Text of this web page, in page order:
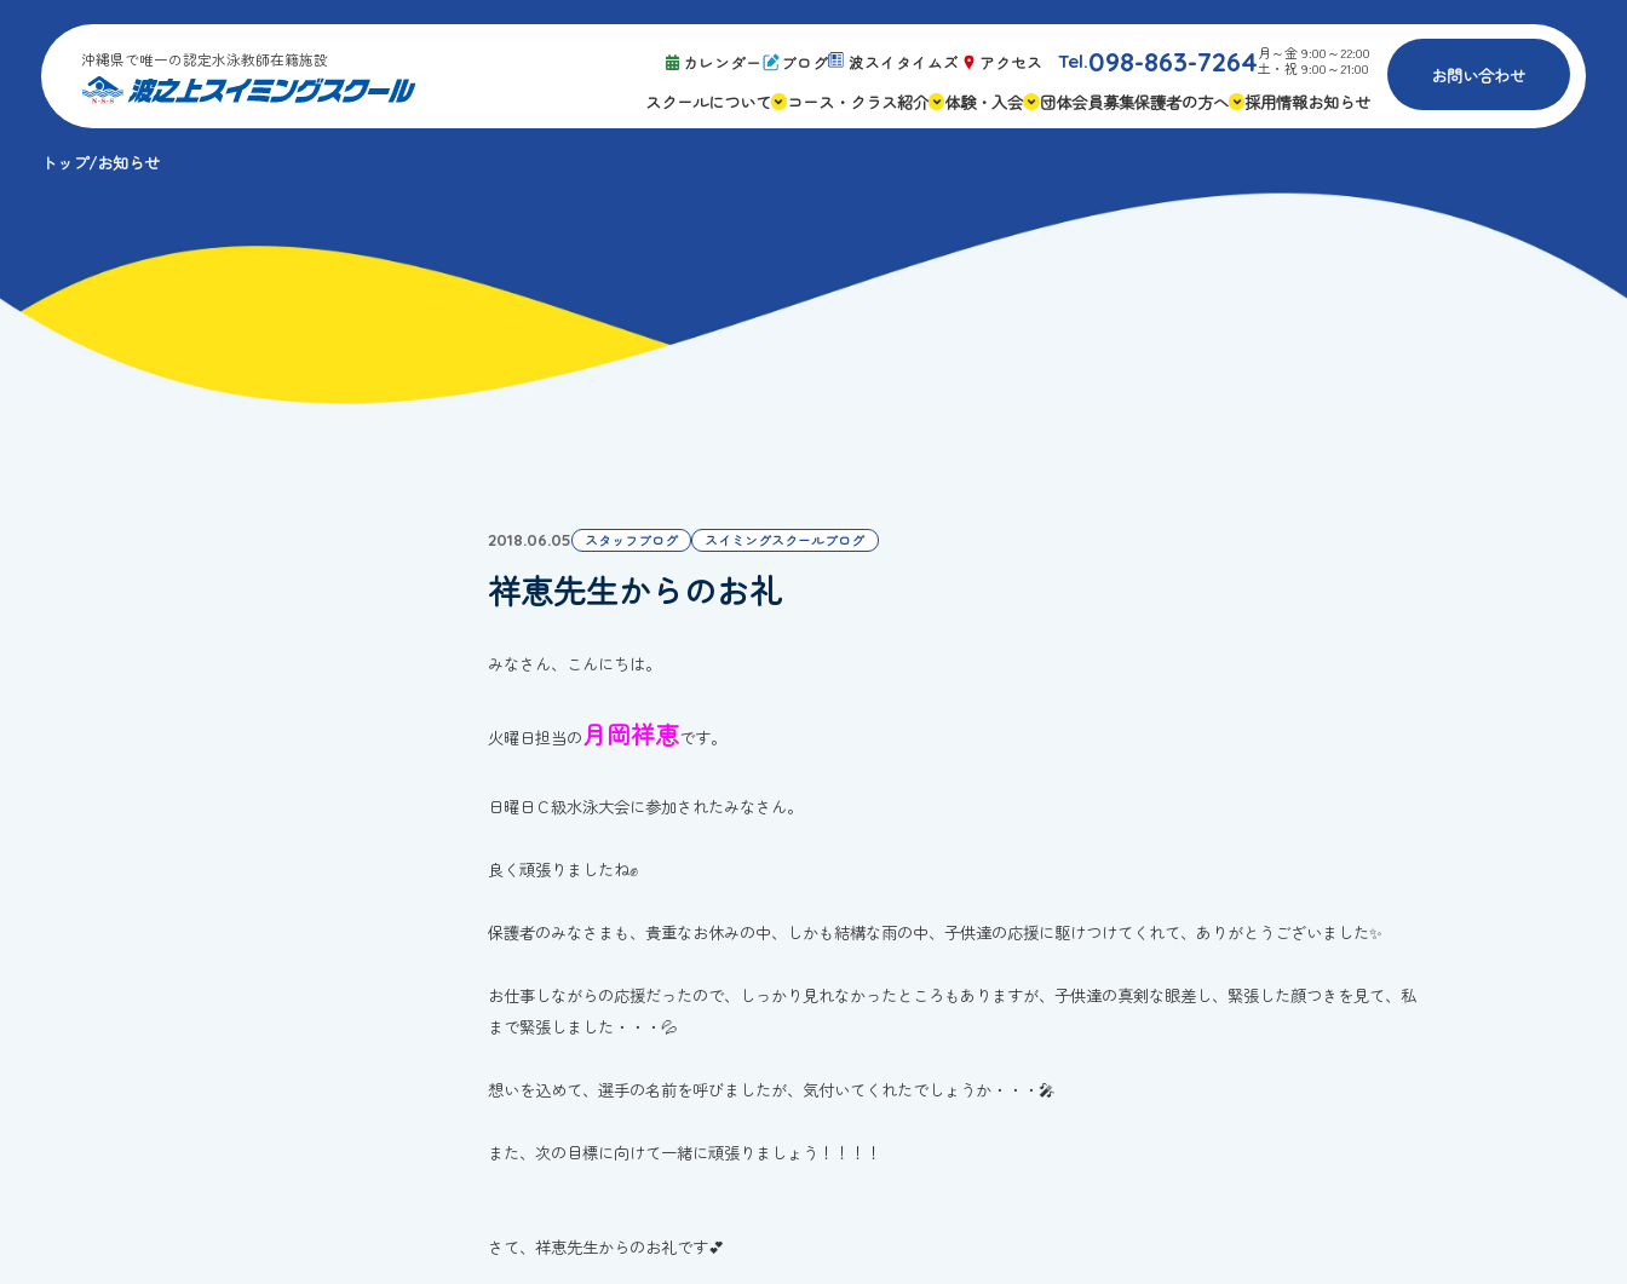
沖縄県で唯一の認定水泳教師在籍施設 カレンダー ブログ 波スイタイムズ アクセス Tel.098-863-7264月～金 9:00～22:00
土・祝 9:00～21:00
お問い合わせ
スクールについて
コース・クラス紹介 体験・入会
キャンペーン情報
よくある質問
団体会員募集保護者の方へ
ゴールデンエイジ
採用情報お知らせ
トップ お知らせ
2018.06.05 スタッフブログ スイミングスクールブログ
祥恵先生からのお礼
みなさん、こんにちは。
火曜日担当の月岡祥恵です。
日曜日Ｃ級水泳大会に参加されたみなさん。
良く頑張りましたね✊
保護者のみなさまも、貴重なお休みの中、しかも結構な雨の中、子供達の応援に駆けつけてくれて、ありがとうございました✨
お仕事しながらの応援だったので、しっかり見れなかったところもありますが、子供達の真剣な眼差し、緊張した顔つきを見て、私
まで緊張しました・・・💦
想いを込めて、選手の名前を呼びましたが、気付いてくれたでしょうか・・・🎤
また、次の目標に向けて一緒に頑張りましょう！！！！
さて、祥恵先生からのお礼です💕